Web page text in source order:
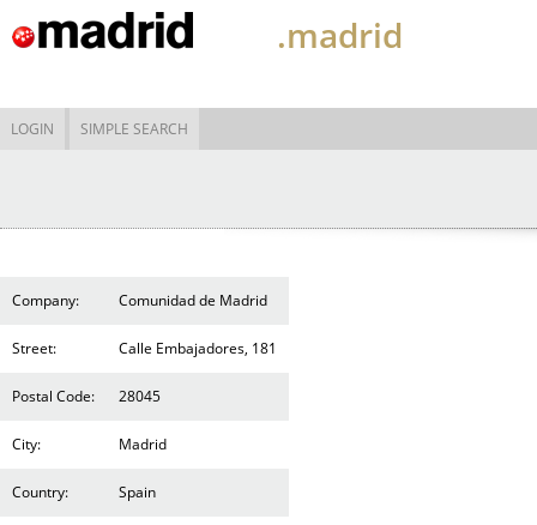
.madrid
LOGIN SIMPLE SEARCH
Company: Comunidad de Madrid
Street: Calle Embajadores, 181
Postal Code: 28045
City: Madrid
Country: Spain